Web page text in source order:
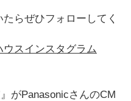
らぜひフォローしてく
ウスインスタグラム
がPanasonicさんのCM